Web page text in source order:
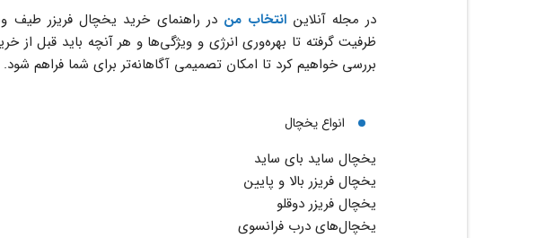
در مجله آنلاین انتخاب من در راهنمای خرید یخچال فریزر طیف
ظرفیت گرفته تا بهره‌وری انرژی و ویژگی‌ها و هر آنچه باید قبل از
بررسی خواهیم کرد تا امکان تصمیمی آگاهانه‌تر برای شما فراهم شود.
انواع یخچال
یخچال ساید بای ساید
یخچال فریزر بالا و پایین
یخچال فریزر دوقلو
یخچال‌های درب فرانسوی